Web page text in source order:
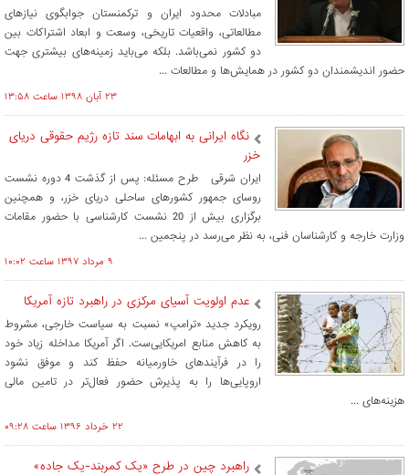
مبادلات محدود ایران و ترکمنستان جوابگوی نیازهای
مطالعاتی، واقعیات تاریخی، وسعت و ابعاد اشتراکات بین
دو کشور نمی­‌باشد. بلکه می­‌باید زمینه­‌های بیشتری جهت
حضور اندیشمندان دو کشور در همایش­‌ها و مطالعات ...
۲۳ آبان ۱۳۹۸ ساعت ۱۳:۵۸
نگاه ایرانی به ابهامات سند تازه رژیم حقوقی دریای
خزر
ایران شرقی طرح مسئله: پس از گذشت 4 دوره نشست
روسای جمهور کشورهای ساحلی دریای خزر، و همچنین
برگزاری بیش از 20 نشست کارشناسی با حضور مقامات
وزارت خارجه و کارشناسان فنی، به نظر می‌رسد در پنجمین ...
۹ مرداد ۱۳۹۷ ساعت ۱۰:۰۲
عدم اولویت آسیای مرکزی در راهبرد تازه آمریکا
رویکرد جدید «ترامپ» نسبت به سیاست خارجی، مشروط
به کاهش منابع امریکایی‌ست. اگر آمریکا مداخله زیاد خود
را در فرآیندهای خاورمیانه حفظ کند و موفق نشود
اروپایی‌ها را به پذیرش حضور فعال‌تر در تامین مالی
هزینه‌های ...
۲۲ خرداد ۱۳۹۶ ساعت ۰۹:۲۸
راهبرد چین در طرح «یک کمربند-یک جاده»